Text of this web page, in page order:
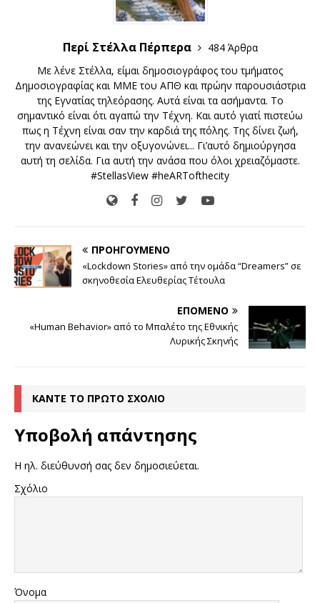
Περί Στέλλα Πέρπερα
484 Άρθρα
Με λένε Στέλλα, είμαι δημοσιογράφος του τμήματος
Δημοσιογραφίας και ΜΜΕ του ΑΠΘ και πρώην παρουσιάστρια
της Εγνατίας τηλεόρασης. Αυτά είναι τα ασήμαντα. Το
σημαντικό είναι ότι αγαπώ την Τέχνη. Και αυτό γιατί πιστεύω
πως η Τέχνη είναι σαν την καρδιά της πόλης. Της δίνει ζωή,
την ανανεώνει και την οξυγονώνει... Γι’αυτό δημιούργησα
αυτή τη σελίδα. Για αυτή την ανάσα που όλοι χρειαζόμαστε.
#StellasView #heARTofthecity
ΠΡΟΗΓΟΎΜΕΝΟ
«Lockdown Stories» από την ομάδα “Dreamers” σε
σκηνοθεσία Ελευθερίας Τέτουλα
ΕΠΌΜΕΝΟ
«Human Behavior» από το Μπαλέτο της Εθνικής
Λυρικής Σκηνής
ΚΆΝΤΕ ΤΟ ΠΡΏΤΟ ΣΧΌΛΙΟ
Υποβολή απάντησης
Η ηλ. διεύθυνσή σας δεν δημοσιεύεται.
Σχόλιο
Όνομα